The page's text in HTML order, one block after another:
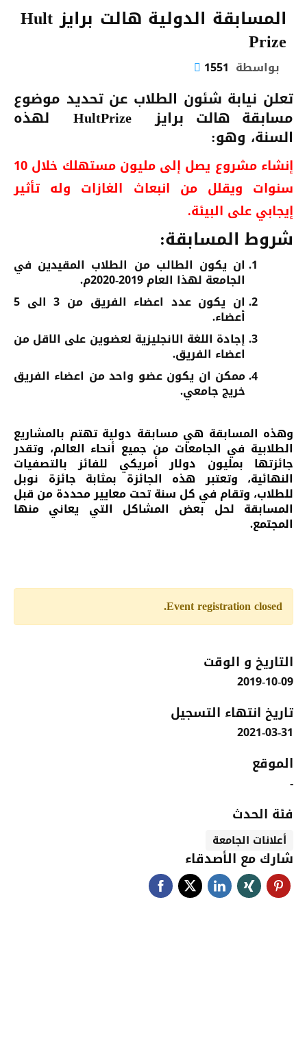
المسابقة الدولية هالت برايز Hult
Prize
بواسطة 1551
تعلن نيابة شئون الطلاب عن تحديد موضوع
مسابقة هالت برايز HultPrize لهذه
السنة، وهو:
إنشاء مشروع يصل إلى مليون مستهلك خلال 10
سنوات ويقلل من انبعاث الغازات وله تأثير
إيجابي على البيئة.
شروط المسابقة:
ان يكون الطالب من الطلاب المقيدين في
الجامعة لهذا العام 2019-2020م.
ان يكون عدد اعضاء الفريق من 3 الى 5
أعضاء.
إجادة اللغة الانجليزية لعضوين على الاقل من
اعضاء الفريق.
ممكن ان يكون عضو واحد من اعضاء الفريق
خريج جامعي.
وهذه المسابقة هي مسابقة دولية تهتم بالمشاريع
الطلابية في الجامعات من جميع أنحاء العالم، وتقدر
جائزتها بمليون دولار أمريكي للفائز بالتصفيات
النهائية، وتعتبر هذه الجائزة بمثابة جائزة نوبل
للطلاب، وتقام في كل سنة تحت معايير محددة من قبل
المسابقة لحل بعض المشاكل التي يعاني منها
المجتمع.
Event registration closed.
التاريخ و الوقت
2019-10-09
تاريخ انتهاء التسجيل
2021-03-31
الموقع
-
فئة الحدث
أعلانات الجامعة
شارك مع الأصدقاء